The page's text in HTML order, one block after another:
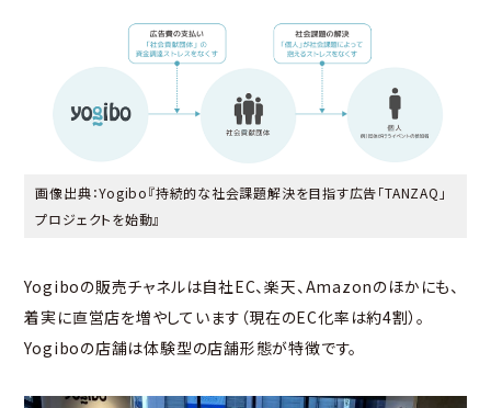
画像出典：Yogibo『持続的な社会課題解決を目指す広告「TANZAQ」
プロジェクトを始動』
Yogiboの販売チャネルは自社EC、楽天、Amazonのほかにも、
着実に直営店を増やしています（現在のEC化率は約4割）。
Yogiboの店舗は体験型の店舗形態が特徴です。